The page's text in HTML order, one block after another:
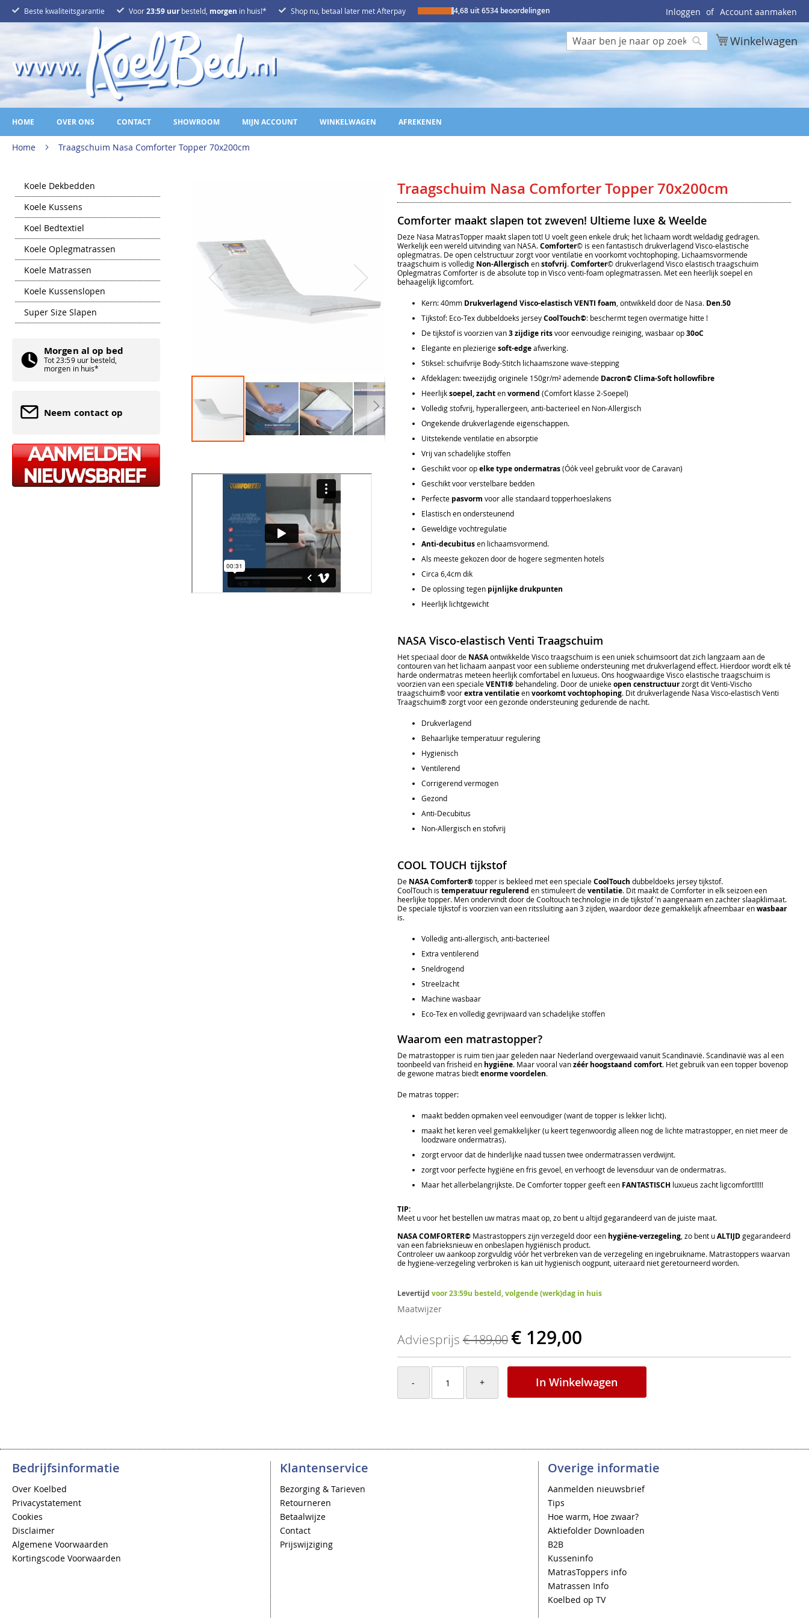
Ga
Inloggen Account aanmaken
Beste kwaliteitsgarantie Voor23:59 uurbesteld, morgen in huis!* Shop nu, betaal later met Afterpay 4,68 uit 6534 beoordelingen
Winkelwagen
Zoek
HOME OVER ONS CONTACT SHOWROOM MIJN ACCOUNT WINKELWAGEN AFREKENEN
Home Traagschuim Nasa Comforter Topper 70x200cm
gallerij
begin
Traagschuim Nasa Comforter Topper 70x200cm
Comforter maakt slapen tot zweven! Ultieme luxe & Weelde
Deze Nasa MatrasTopper maakt slapen tot! U voelt geen enkele druk; het lichaam wordt weldadig gedragen.
Werkelijk een wereld uitvinding van NASA.Comforter© is een fantastisch drukverlagend Visco-elastische
oplegmatras. De open celstructuur zorgt voor ventilatie en voorkomt vochtophoping. Lichaamsvormende
traagschuim is volledig Non-Allergisch enstofvrij.Comforter© drukverlagend Visco elastisch traagschuim
Oplegmatras Comforter is de absolute top in Visco venti-foam oplegmatrassen. Met een heerlijk soepel en
behaagelijk ligcomfort.
Kern: 40mm Drukverlagend Visco-elastisch VENTI foam , ontwikkeld door de Nasa. Den.50
Tijkstof: Eco-Tex dubbeldoeks jerseyCoolTouch©: beschermt tegen overmatige hitte !
De tijkstof is voorzien van3 zijdige ritsvoor eenvoudige reiniging, wasbaar op30oC
Elegante en plezierigesoft-edgeafwerking.
Stiksel: schuifvrije Body-Stitch lichaamszone wave-stepping
Afdeklagen: tweezijdig originele 150gr/m² ademende Dacron© Clima-Soft hollowfibre
Heerlijksoepel, zachtenvormend (Comfort klasse 2-Soepel)
Volledig stofvrij, hyperallergeen, anti-bacterieel en Non-Allergisch
Ongekende drukverlagende eigenschappen.
Uitstekende ventilatie en absorptie
Vrij van schadelijke stoffen
Geschikt voor opelke type ondermatras(Óók veel gebruikt voor de Caravan)
Geschikt voor verstelbare bedden
Perfecte pasvorm voor alle standaard topperhoeslakens
Elastisch en ondersteunend
Geweldige vochtregulatie
Anti-decubitusen lichaamsvormend.
Als meeste gekozen door de hogere segmenten hotels
Circa 6,4cm dik
De oplossing tegen pijnlijke drukpunten
Heerlijk lichtgewicht
NASA Visco-elastisch Venti Traagschuim
Het speciaal door de NASAontwikkelde Visco traagschuim is een uniek schuimsoort dat zich langzaam aan de
contouren van het lichaam aanpast voor een sublieme ondersteuning met drukverlagend effect. Hierdoor wordt elk té
harde ondermatras meteen heerlijk comfortabel en luxueus. Ons hoogwaardige Visco elastische traagschuim is
voorzien van een specialeVENTI®behandeling. Door de uniekeopen censtructuurzorgt dit Venti-Vischo
traagschuim® voorextra ventilatieenvoorkomt vochtophoping. Dit drukverlagende Nasa Visco-elastisch Venti
Traagschuim® zorgt voor een gezonde ondersteuning gedurende de nacht.
Drukverlagend
Behaarlijke temperatuur regulering
Hygienisch
Ventilerend
Corrigerend vermogen
Gezond
Anti-Decubitus
Non-Allergisch en stofvrij
COOL TOUCH tijkstof
De NASA Comforter®topper is bekleed met een specialeCoolTouch dubbeldoeks jersey tijkstof.
CoolTouch is temperatuur regulerend en stimuleert deventilatie. Dit maakt de Comforter in elk seizoen een
heerlijke topper. Men ondervindt door de Cooltouch technologie in de tijkstof 'n aangenaam en zachter slaapklimaat.
De speciale tijkstof is voorzien van een ritssluiting aan 3 zijden, waardoor deze gemakkelijk afneembaar enwasbaar
is.
Volledig anti-allergisch, anti-bacterieel
Extra ventilerend
Sneldrogend
Streelzacht
Machine wasbaar
Eco-Tex en volledig gevrijwaard van schadelijke stoffen
Waarom een matrastopper?
De matrastopper is ruim tien jaar geleden naar Nederland overgewaaid vanuit Scandinavië. Scandinavië was al een
toonbeeld van frisheid en hygiëne. Maar vooral vanzéér hoogstaand comfort. Het gebruik van een topper bovenop
de gewone matras biedtenorme voordelen.
De matras topper:
maakt bedden opmaken veel eenvoudiger (want de topper is lekker licht).
maakt het keren veel gemakkelijker (u keert tegenwoordig alleen nog de lichte matrastopper, en niet meer de
loodzware ondermatras).
zorgt ervoor dat de hinderlijke naad tussen twee ondermatrassen verdwijnt.
zorgt voor perfecte hygiëne en fris gevoel, en verhoogt de levensduur van de ondermatras.
Maar het allerbelangrijkste. De Comforter topper geeft een FANTASTISCHluxueus zacht ligcomfort!!!!!
TIP:
Meet u voor het bestellen uw matras maat op, zo bent u altijd gegarandeerd van de juiste maat.
NASA COMFORTER©Mastrastoppers zijn verzegeld door eenhygiëne-verzegeling, zo bent uALTIJDgegarandeerd
van een fabrieksnieuw en onbeslapen hygiënisch product.
Controleer uw aankoop zorgvuldig vóór het verbreken van de verzegeling en ingebruikname. Matrastoppers waarvan
de hygiene-verzegeling verbroken is kan uit hygienisch oogpunt, uiteraard niet geretourneerd worden.
Levertijd voor 23:59u besteld, volgende (werk)dag in huis
Maatwijzer
Adviesprijs € 189,00 € 129,00
- + In Winkelwagen
Koele Dekbedden
Koele Kussens
Koel Bedtextiel
Koele Oplegmatrassen
Koele Matrassen
Koele Kussenslopen
Super Size Slapen
Morgen al op bed
Tot 23:59 uur besteld,
morgen in huis*
Neem contact op
Bedrijfsinformatie
Over Koelbed
Privacystatement
Cookies
Disclaimer
Algemene Voorwaarden
Kortingscode Voorwaarden
Klantenservice
Bezorging & Tarieven
Retourneren
Betaalwijze
Contact
Prijswijziging
Overige informatie
Aanmelden nieuwsbrief
Tips
Hoe warm, Hoe zwaar?
Aktiefolder Downloaden
B2B
Kusseninfo
MatrasToppers info
Matrassen Info
Koelbed op TV